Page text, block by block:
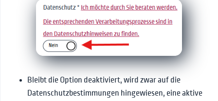
Bleibt die Option deaktiviert, wird zwar auf die
Datenschutzbestimmungen hingewiesen, eine aktive